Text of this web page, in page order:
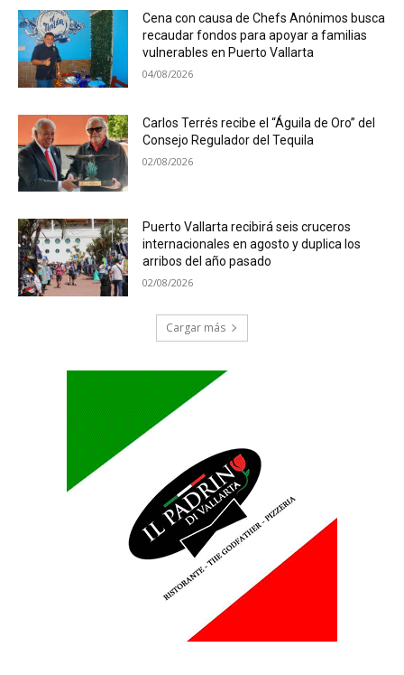
Cena con causa de Chefs Anónimos busca
recaudar fondos para apoyar a familias
vulnerables en Puerto Vallarta
04/08/2026
Carlos Terrés recibe el “Águila de Oro” del
Consejo Regulador del Tequila
02/08/2026
Puerto Vallarta recibirá seis cruceros
internacionales en agosto y duplica los
arribos del año pasado
02/08/2026
Cargar más